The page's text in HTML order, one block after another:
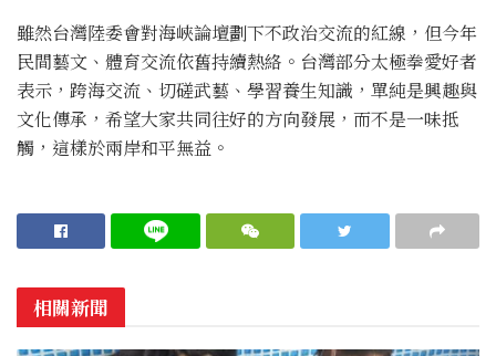
雖然台灣陸委會對海峽論壇劃下不政治交流的紅線，但今年
民間藝文、體育交流依舊持續熱絡。台灣部分太極拳愛好者
表示，跨海交流、切磋武藝、學習養生知識，單純是興趣與
文化傳承，希望大家共同往好的方向發展，而不是一味抵
觸，這樣於兩岸和平無益。
相關新聞